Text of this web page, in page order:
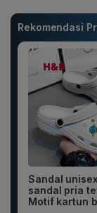
Rekomendasi
Sandal
sandal pria
Motif kartun